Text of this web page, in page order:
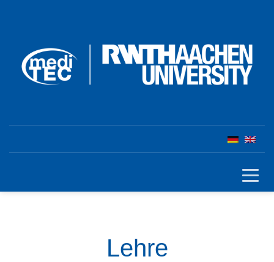
Lehre